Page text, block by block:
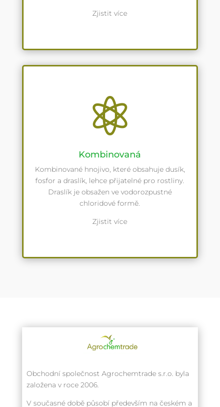
Zjistit více

Kombinovaná
Kombinované hnojivo, které obsahuje dusík,
fosfor a draslík, lehce přijatelné pro rostliny.
Draslík je obsažen ve vodorozpustné
chloridové formě.
Zjistit více
Obchodní společnost Agrochemtrade s.r.o. byla
založena v roce 2006.
V současné době působí především na českém a